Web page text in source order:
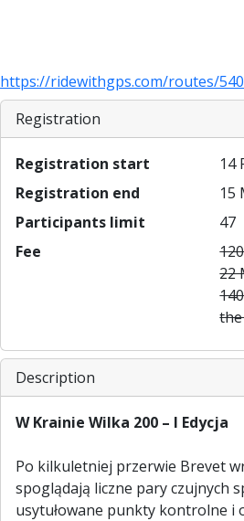
https://ridewithgps.com/routes/
Registration
Registration start
14
Registration end
15
Participants limit
47
Fee
22
Description
W Krainie Wilka 200 – I Edycja
Po kilkuletniej przerwie Brevet
spoglądają liczne pary czujnych
usytułowane punkty kontrolne i